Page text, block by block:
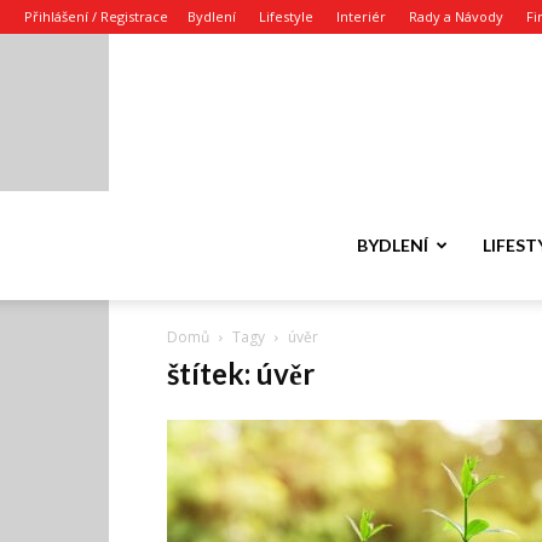
Přihlášení / Registrace Bydlení Lifestyle Interiér Rady a Návody
BYDLENÍ
Domů Tagy úvěr
štítek: úvěr